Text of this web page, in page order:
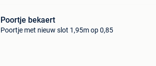
Poortje bekaert
Poortje met nieuw slot 1,95m op 0,85